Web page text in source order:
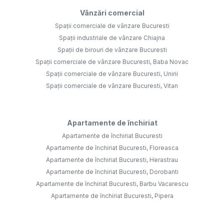
Vânzări comercial
Spații comerciale de vânzare Bucuresti
Spații industriale de vânzare Chiajna
Spații de birouri de vânzare Bucuresti
Spații comerciale de vânzare Bucuresti, Baba Novac
Spații comerciale de vânzare Bucuresti, Unirii
Spații comerciale de vânzare Bucuresti, Vitan
Apartamente de închiriat
Apartamente de închiriat Bucuresti
Apartamente de închiriat Bucuresti, Floreasca
Apartamente de închiriat Bucuresti, Herastrau
Apartamente de închiriat Bucuresti, Dorobanti
Apartamente de închiriat Bucuresti, Barbu Vacarescu
Apartamente de închiriat Bucuresti, Pipera